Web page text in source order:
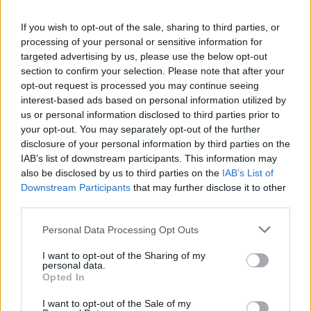
If you wish to opt-out of the sale, sharing to third parties, or
processing of your personal or sensitive information for
targeted advertising by us, please use the below opt-out
section to confirm your selection. Please note that after your
opt-out request is processed you may continue seeing
interest-based ads based on personal information utilized by
us or personal information disclosed to third parties prior to
your opt-out. You may separately opt-out of the further
disclosure of your personal information by third parties on the
IAB’s list of downstream participants. This information may
also be disclosed by us to third parties on the IAB’s List of
Downstream Participants that may further disclose it to other
Personal Data Processing Opt Outs
I want to opt-out of the Sharing of my
personal data.
Opted In
I want to opt-out of the Sale of my
pomníku v Olšině. Připomínat
bude příběh místní kdysi
významné obce s poštou,
četnickou stanicí i několika hostinci, která zanikla zhruba před 80
lety kvůli zřízení vojenského výcvikového prostoru Ralsko.
Opravený pomník chce geopark ukázat na konci srpna při akci
Proměny, která každoročně připomíná historii zaniklých obcí z
tohoto území. ČTK o tom informovala ředitelka Národního
geoparku Ralsko Lenka Mrázová.
Čeští a němečtí ochránci přírody obnoví biodiverzitu
kolem Liberce a Žitavy
2.8.2026 18:32 | LIBEREC (ČTK)
biologickou rozmanitost na
zemědělské, příměstské a lesní
krajiny v okolí Liberce a německé Žitavy. Na společném
přeshraničním projektu budou spolupracovat tři organizace:
Žitavské hory a Mezinárodní centrum setkávání St. Marienthal,